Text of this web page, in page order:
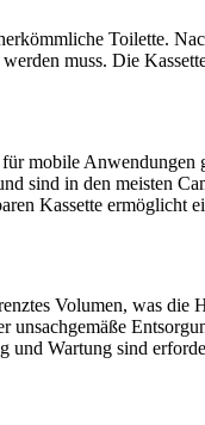
Toilette.
muss. Die
mobile
sind in den meisten
Kassette ermöglicht
Volumen, was die
unsachgemäße
und Wartung sind